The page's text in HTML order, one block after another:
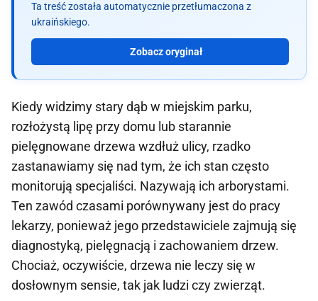
Ta treść została automatycznie przetłumaczona z
ukraińskiego.
Zobacz oryginał
Kiedy widzimy stary dąb w miejskim parku,
rozłożystą lipę przy domu lub starannie
pielęgnowane drzewa wzdłuż ulicy, rzadko
zastanawiamy się nad tym, że ich stan często
monitorują specjaliści. Nazywają ich arborystami.
Ten zawód czasami porównywany jest do pracy
lekarzy, ponieważ jego przedstawiciele zajmują się
diagnostyką, pielęgnacją i zachowaniem drzew.
Chociaż, oczywiście, drzewa nie leczy się w
dosłownym sensie, tak jak ludzi czy zwierząt.